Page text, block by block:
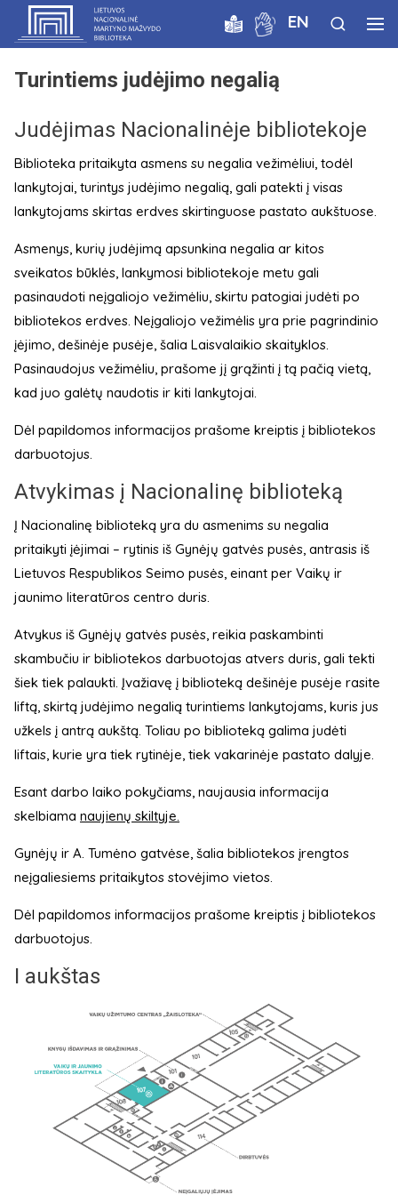
EN
Turintiems judėjimo negalią
Judėjimas Nacionalinėje bibliotekoje
Biblioteka pritaikyta asmens su negalia vežimėliui, todėl
lankytojai, turintys judėjimo negalią, gali patekti į visas
lankytojams skirtas erdves skirtinguose pastato aukštuose.
Asmenys, kurių judėjimą apsunkina negalia ar kitos
sveikatos būklės, lankymosi bibliotekoje metu gali
pasinaudoti neįgaliojo vežimėliu, skirtu patogiai judėti po
bibliotekos erdves. Neįgaliojo vežimėlis yra prie pagrindinio
įėjimo, dešinėje pusėje, šalia Laisvalaikio skaityklos.
Pasinaudojus vežimėliu, prašome jį grąžinti į tą pačią vietą,
kad juo galėtų naudotis ir kiti lankytojai.
Dėl papildomos informacijos prašome kreiptis į bibliotekos
darbuotojus.
Atvykimas į Nacionalinę biblioteką
Į Nacionalinę biblioteką yra du asmenims su negalia
pritaikyti įėjimai – rytinis iš Gynėjų gatvės pusės, antrasis iš
Lietuvos Respublikos Seimo pusės, einant per Vaikų ir
jaunimo literatūros centro duris.
Atvykus iš Gynėjų gatvės pusės, reikia paskambinti
skambučiu ir bibliotekos darbuotojas atvers duris, gali tekti
šiek tiek palaukti. Įvažiavę į biblioteką dešinėje pusėje rasite
liftą, skirtą judėjimo negalią turintiems lankytojams, kuris jus
užkels į antrą aukštą. Toliau po biblioteką galima judėti
liftais, kurie yra tiek rytinėje, tiek vakarinėje pastato dalyje.
Esant darbo laiko pokyčiams, naujausia informacija
skelbiama naujienų skiltyje.
Gynėjų ir A. Tumėno gatvėse, šalia bibliotekos įrengtos
neįgaliesiems pritaikytos stovėjimo vietos.
Dėl papildomos informacijos prašome kreiptis į bibliotekos
darbuotojus.
I aukštas